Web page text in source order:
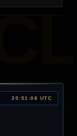
20:51:08 UTC